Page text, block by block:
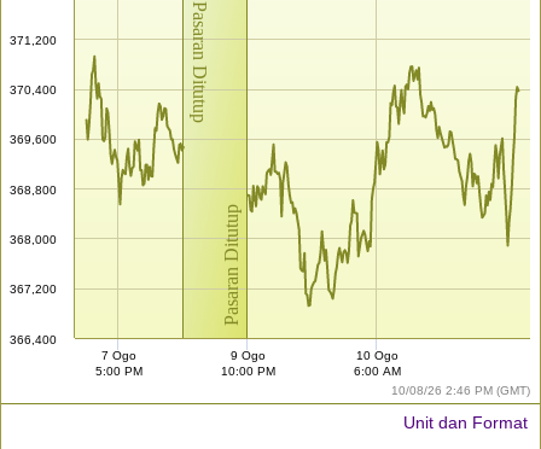
Pasaran Ditutup
Pasaran Ditutup
10/08/26 2:46 PM (GMT)
366,400
367,200
368,000
368,800
369,600
370,400
371,200
7 Ogo
5:00 PM
9 Ogo
10:00 PM
10 Ogo
6:00 AM
Unit dan Format